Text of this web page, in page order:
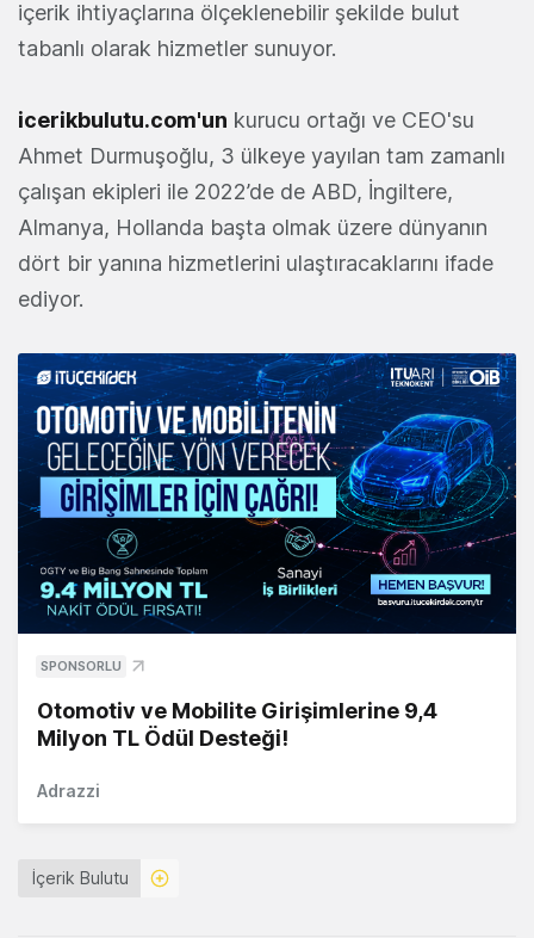
içerik ihtiyaçlarına ölçeklenebilir şekilde bulut
tabanlı olarak hizmetler sunuyor.
icerikbulutu.com'un kurucu ortağı ve CEO'su
Ahmet Durmuşoğlu, 3 ülkeye yayılan tam zamanlı
çalışan ekipleri ile 2022’de de ABD, İngiltere,
Almanya, Hollanda başta olmak üzere dünyanın
dört bir yanına hizmetlerini ulaştıracaklarını ifade
ediyor.
SPONSORLU
Otomotiv ve Mobilite Girişimlerine 9,4
Milyon TL Ödül Desteği!
Adrazzi
İçerik Bulutu